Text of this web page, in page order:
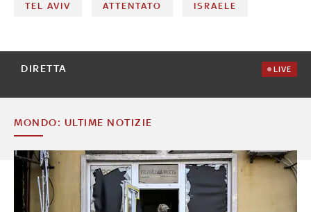
TEL AVIV ATTENTATO ISRAELE
DIRETTA LIVE
MONDO: ULTIME NOTIZIE